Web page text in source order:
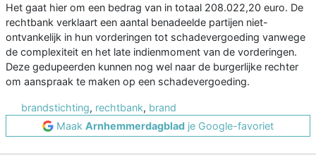
Het gaat hier om een bedrag van in totaal 208.022,20 euro. De
rechtbank verklaart een aantal benadeelde partijen niet-
ontvankelijk in hun vorderingen tot schadevergoeding vanwege
de complexiteit en het late indienmoment van de vorderingen.
Deze gedupeerden kunnen nog wel naar de burgerlijke rechter
om aanspraak te maken op een schadevergoeding.
brandstichting, rechtbank, brand
Maak Arnhemmerdagblad je Google-favoriet